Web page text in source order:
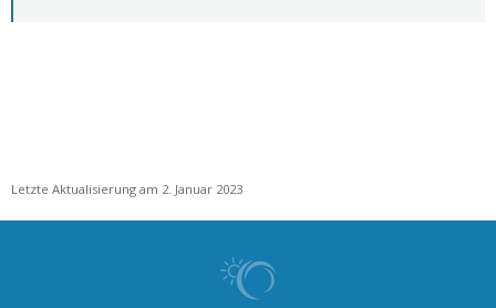
Letzte Aktualisierung am 2. Januar 2023